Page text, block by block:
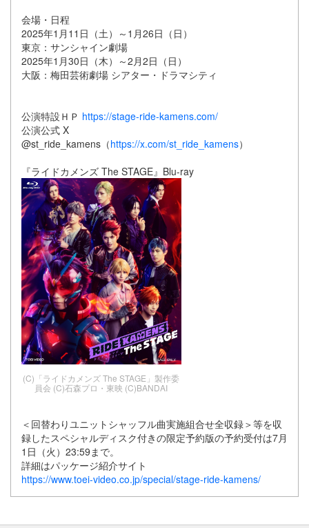
会場・日程
2025年1月11日（土）～1月26日（日）
東京：サンシャイン劇場
2025年1月30日（木）～2月2日（日）
大阪：梅田芸術劇場 シアター・ドラマシティ
公演特設ＨＰ https://stage-ride-kamens.com/
公演公式 X
@st_ride_kamens（https://x.com/st_ride_kamens）
『ライドカメンズ The STAGE』Blu-ray
(C)「ライドカメンズ The STAGE」製作委
員会 (C)石森プロ・東映 (C)BANDAI
＜回替わりユニットシャッフル曲実施組合せ全収録＞等を収
録したスペシャルディスク付きの限定予約版の予約受付は7月
1日（火）23:59まで。
詳細はパッケージ紹介サイト
https://www.toei-video.co.jp/special/stage-ride-kamens/